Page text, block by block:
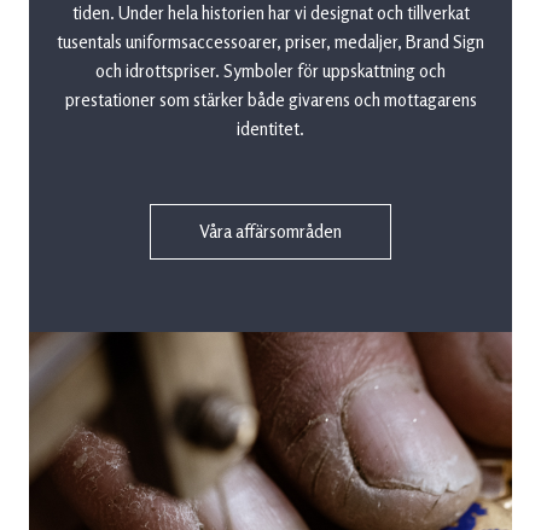
tiden. Under hela historien har vi designat och tillverkat
tusentals uniformsaccessoarer, priser, medaljer, Brand Sign
och idrottspriser. Symboler för uppskattning och
prestationer som stärker både givarens och mottagarens
identitet.
Våra affärsområden